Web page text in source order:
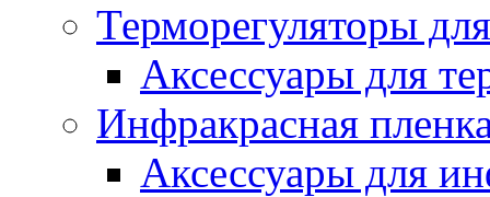
Терморегуляторы
Аксессуары для
Инфракрасная
Аксессуары для